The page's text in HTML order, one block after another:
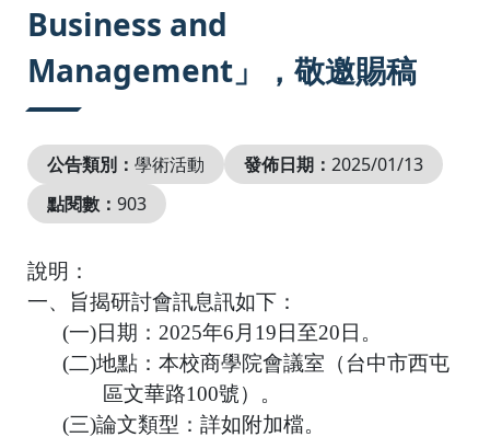
Business and
Management」，敬邀賜稿
公告類別： 學術活動 發佈日期： 2025/01/13
點閱數： 903
說明：
一、旨揭研討會訊息訊如下：
(一)日期： 2025年6 月 19 日至20 日。
(二)地點：本校商學院會議室（台中市西屯
區文華路100號）。
(三)論文類型：詳如附加檔。